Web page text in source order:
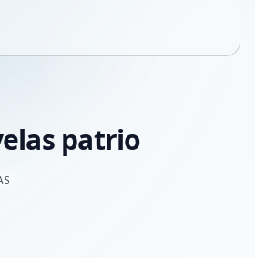
patrio